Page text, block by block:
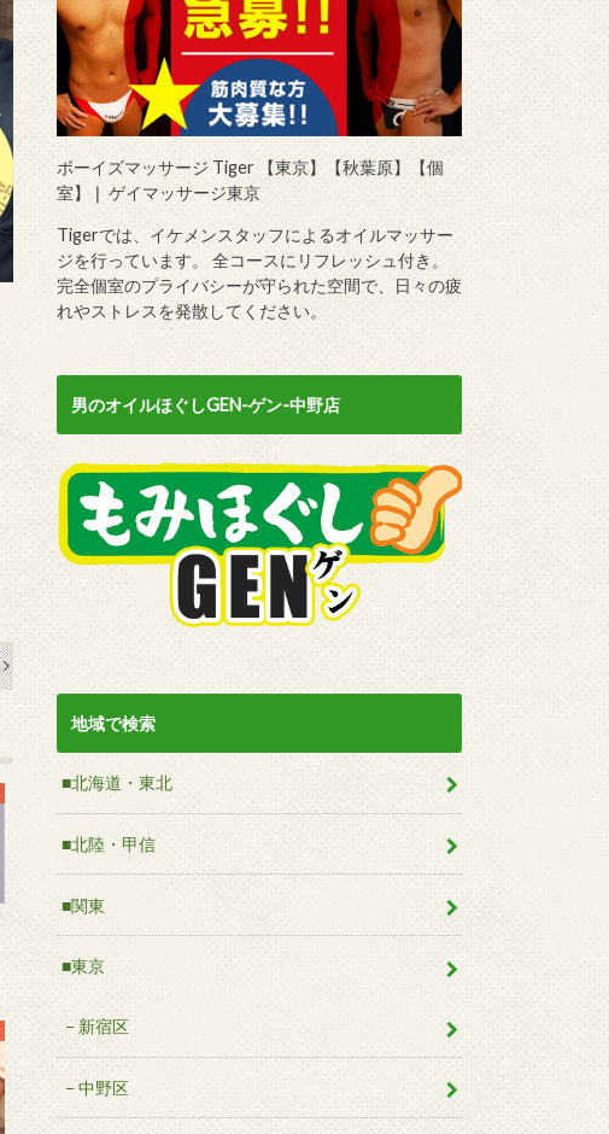
ボーイズマッサージ Tiger 【東京】【秋葉原】【個
室】❘ ゲイマッサージ東京
Tigerでは、イケメンスタッフによるオイルマッサー
ジを行っています。 全コースにリフレッシュ付き。
完全個室のプライバシーが守られた空間で、日々の疲
れやストレスを発散してください。
男のオイルほぐしGEN-ゲン-中野店
地域で検索
■北海道・東北
■北陸・甲信
■関東
■東京
新宿区
中野区